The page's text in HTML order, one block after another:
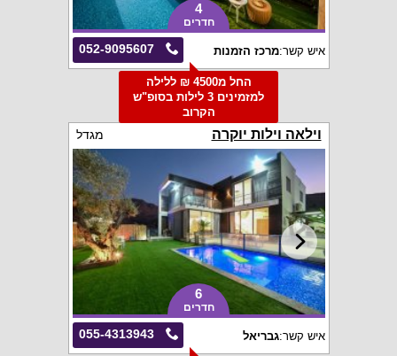
4
חדרים
052-9095607 איש קשר:מרכז הזמנות
החל מ4500 ₪ ללילה
למזמינים 3 לילות בסופ"ש
הקרוב
וילאה וילות יוקרה מגדל
6
חדרים
055-4313943 איש קשר:גבריאל